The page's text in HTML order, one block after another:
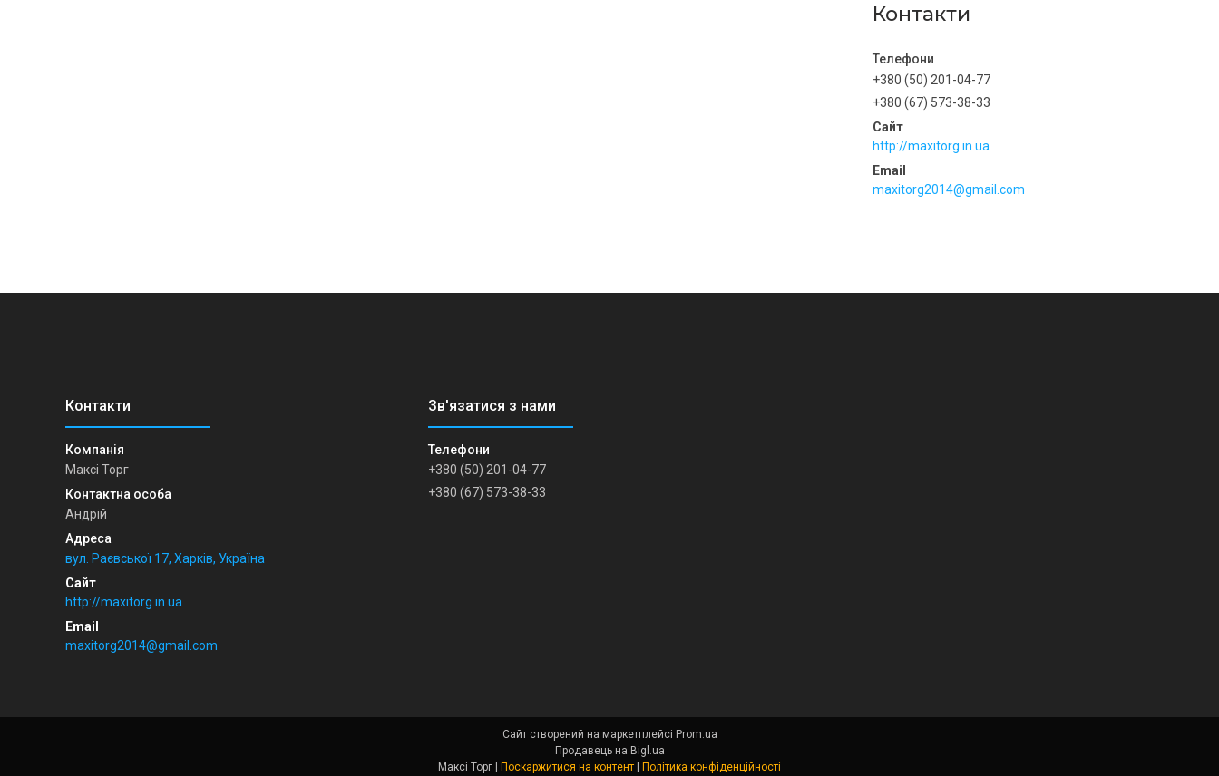
Контакти
+380 (50) 201-04-77
+380 (67) 573-38-33
http://maxitorg.in.ua
maxitorg2014@gmail.com
Максі Торг
Андрій
вул. Раєвської 17, Харків, Україна
http://maxitorg.in.ua
maxitorg2014@gmail.com
+380 (50) 201-04-77
+380 (67) 573-38-33
Сайт створений на маркетплейсі Prom.ua
Продавець на Bigl.ua
Максі Торг | Поскаржитися на контент | Політика конфіденційності